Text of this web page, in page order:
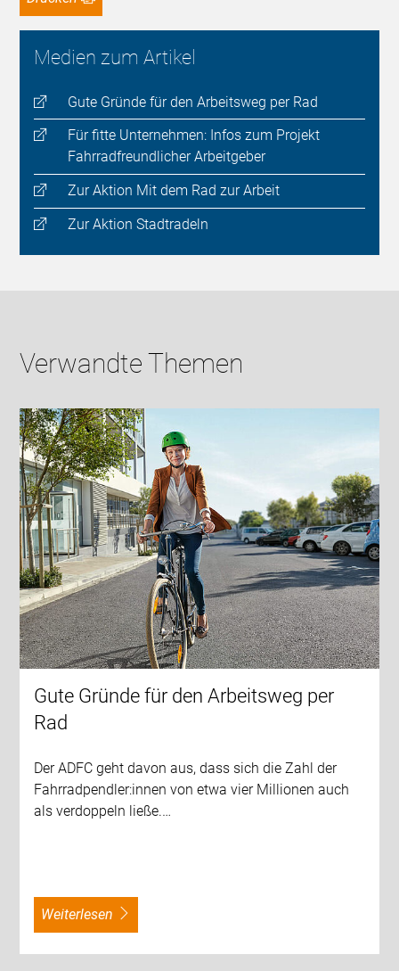
Medien zum Artikel
Gute Gründe für den Arbeitsweg per Rad
Für fitte Unternehmen: Infos zum Projekt
Fahrradfreundlicher Arbeitgeber
Zur Aktion Mit dem Rad zur Arbeit
Zur Aktion Stadtradeln
Verwandte Themen
Gute Gründe für den Arbeitsweg per
Rad
Der ADFC geht davon aus, dass sich die Zahl der
Fahrradpendler:innen von etwa vier Millionen auch
als verdoppeln ließe.…
weiterlesen